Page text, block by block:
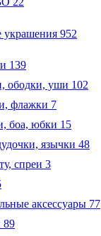
украшения 952
139
ободки, уши 102
флажки 7
боа, юбки 15
язычки 48
спреи 3
аксессуары 77
89